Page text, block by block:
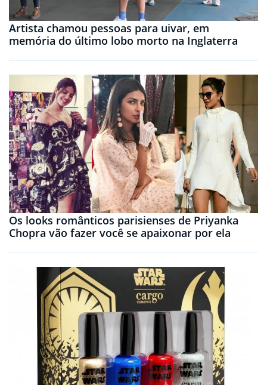
Artista chamou pessoas para uivar, em
memória do último lobo morto na Inglaterra
Os looks românticos parisienses de Priyanka
Chopra vão fazer você se apaixonar por ela